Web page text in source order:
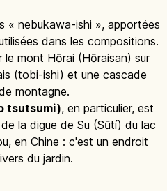
« nebukawa-ishi », apportées
dans les compositions.
le mont Hōrai (Hōraisan) sur
(tobi-ishi) et une cascade
montagne.
tsutsumi), en particulier, est
la digue de Su (Sūtí) du lac
en Chine : c'est un endroit
du jardin.